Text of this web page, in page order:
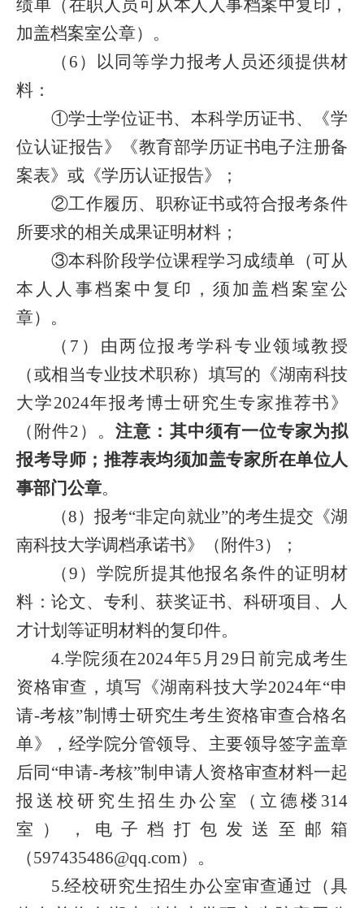
绩单（在职人员可从本人人事档案中复印，
加盖档案室公章）。
（6）以同等学力报考人员还须提供材
料：
①学士学位证书、本科学历证书、《学
位认证报告》《教育部学历证书电子注册备
案表》或《学历认证报告》；
②工作履历、职称证书或符合报考条件
所要求的相关成果证明材料；
③本科阶段学位课程学习成绩单（可从
本人人事档案中复印，须加盖档案室公
章）。
（7） 由两位报考学科专业领域教授
（或相当专业技术职称）填写的 《湖南科技
大学2024年报考博士研究生专家推荐书》
（附件2 ）。注意： 其中须有一位专家为拟
报考导师；推荐表均须加盖专家所在单位人
事部门公章。
（8）报考“非定向就业”的考生提交《湖
南科技大学调档承诺书》（附件3）；
（9）学院所提其他报名条件的证明材
料：论文、专利、获奖证书、科研项目、人
才计划等证明材料的复印件。
4.学院须在2024年5月29日前完成考生
资格审查，填写《湖南科技大学2024年“申
请-考核”制博士研究生考生资格审查合格名
单》，经学院分管领导、主要领导签字盖章
后同“申请-考核”制申请人资格审查材料一起
报送校研究生招生办公室（立德楼314
室），电子档打包发送至邮箱
（597435486@qq.com）。
5.经校研究生招生办公室审查通过（具